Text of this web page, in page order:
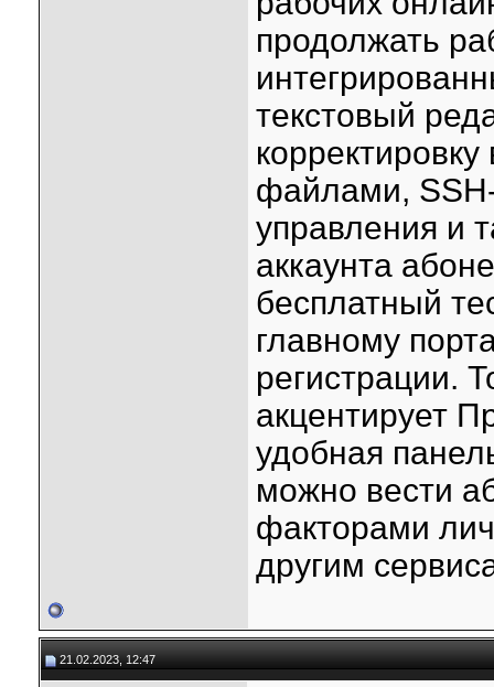
продолжать
текстовый
файлами,
управления и
аккаунта
бесплатный
главному
регистрации.
акцентирует
удобная
можно вести
факторами
другим
21.02.2023, 12:47